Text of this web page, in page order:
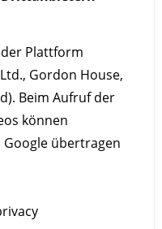
Plattform
Gordon House,
Beim Aufruf der
können
übertragen